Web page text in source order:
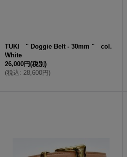
TUKI " Doggie Belt - 30mm " col.
White
26,000円(税別)
(税込: 28,600円)